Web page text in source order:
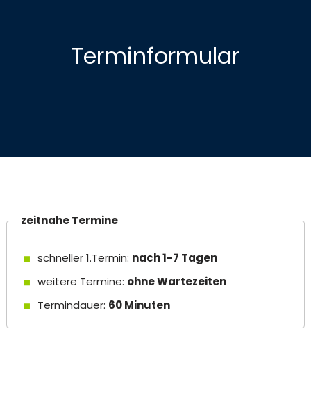
Terminformular
zeitnahe Termine
schneller 1.Termin: nach 1-7 Tagen
weitere Termine: ohne Wartezeiten
Termindauer: 60 Minuten